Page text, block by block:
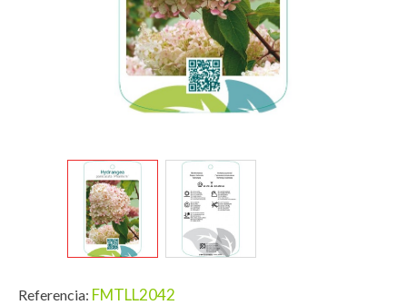
Referencia: FMTLL2042